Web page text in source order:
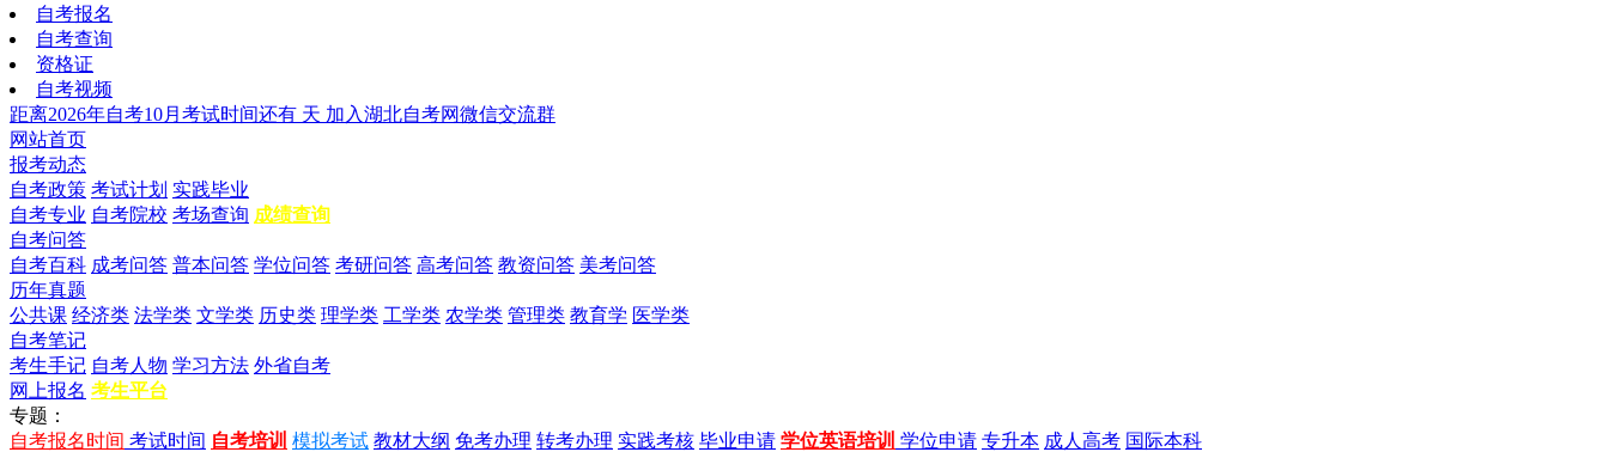
自考报名
自考查询
资格证
自考视频
距离2026年自考10月考试时间还有 天 加入湖北自考网微信交流群
网站首页
报考动态
自考政策 考试计划 实践毕业
自考专业 自考院校 考场查询 成绩查询
自考问答
自考百科 成考问答 普本问答 学位问答 考研问答 高考问答 教资问答 美考问答
历年真题
公共课 经济类 法学类 文学类 历史类 理学类 工学类 农学类 管理类 教育学 医学类
自考笔记
考生手记 自考人物 学习方法 外省自考
网上报名 考生平台
专题：
自考报名时间 考试时间 自考培训 模拟考试 教材大纲 免考办理 转考办理 实践考核 毕业申请 学位英语培训 学位申请 专升本 成人高考 国际本科